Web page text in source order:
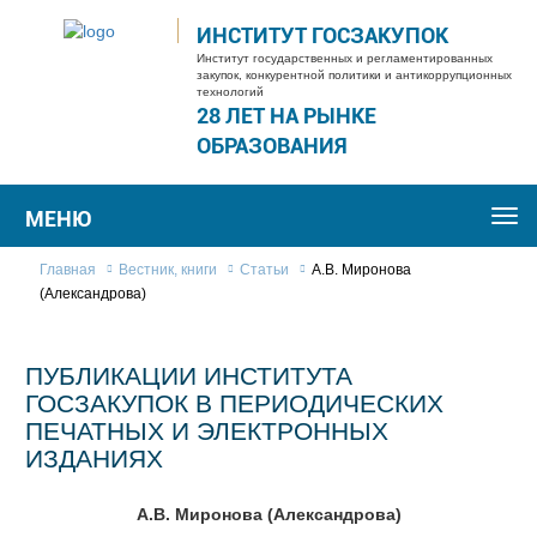
ИНСТИТУТ ГОСЗАКУПОК
Институт государственных и регламентированных
закупок, конкурентной политики и антикоррупционных
технологий
28 ЛЕТ НА РЫНКЕ
ОБРАЗОВАНИЯ
МЕНЮ
Главная Вестник, книги Статьи
А.В. Миронова
(Александрова)
ПУБЛИКАЦИИ ИНСТИТУТА
ГОСЗАКУПОК В ПЕРИОДИЧЕСКИХ
ПЕЧАТНЫХ И ЭЛЕКТРОННЫХ
ИЗДАНИЯХ
А.В. Миронова (Александрова)